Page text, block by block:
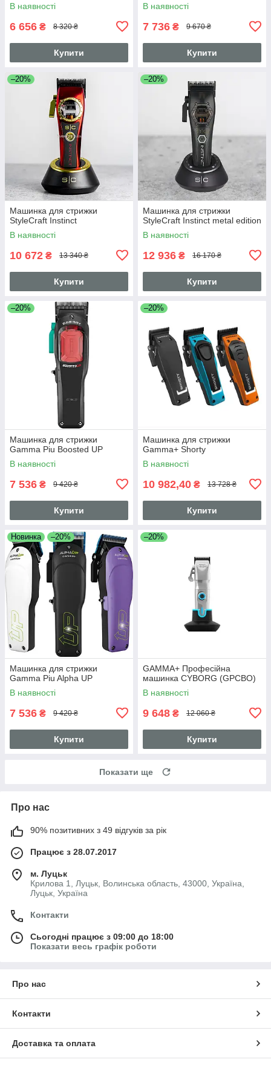
В наявності
6 656 ₴ 8 320 ₴
Купити
В наявності
7 736 ₴ 9 670 ₴
Купити
–20%
Машинка для стрижки
StyleCraft Instinct
В наявності
10 672 ₴ 13 340 ₴
Купити
–20%
Машинка для стрижки
StyleCraft Instinct metal edition
В наявності
12 936 ₴ 16 170 ₴
Купити
–20%
Машинка для стрижки
Gamma Piu Boosted UP
В наявності
7 536 ₴ 9 420 ₴
Купити
–20%
Машинка для стрижки
Gamma+ Shorty
В наявності
10 982,40 ₴ 13 728 ₴
Купити
Новинка –20%
Машинка для стрижки
Gamma Piu Alpha UP
В наявності
7 536 ₴ 9 420 ₴
Купити
–20%
GAMMA+ Професійна
машинка CYBORG (GPCBO)
В наявності
9 648 ₴ 12 060 ₴
Купити
Показати ще
Про нас
90% позитивних з 49 відгуків за рік
Працює з 28.07.2017
м. Луцьк
Крилова 1, Луцьк, Волинська область, 43000, Україна,
Луцьк, Україна
Контакти
Сьогодні працює з 09:00 до 18:00
Показати весь графік роботи
Про нас
Контакти
Доставка та оплата